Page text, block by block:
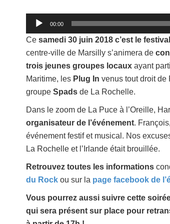
Lecteur
audio
00:00
Ce samedi 30 juin 2018 c’est le
centre-ville de Marsilly s’animera de
trois jeunes groupes locaux ayant
Maritime, les Plug In venus tout droit de
groupe Spads de La Rochelle.
Dans le zoom de La Puce à l’Oreille,
organisateur de l’événement.
événement festif et musical. Nos
La Rochelle et l’Irlande était brouillée.
Retrouvez toutes les informations
du Rock ou sur la page facebook de
Vous pourrez aussi suivre cette
qui sera présent sur place pour